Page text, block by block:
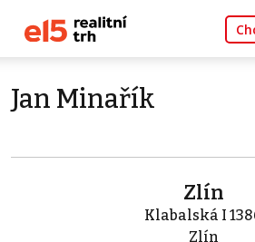
Jan Minařík
Zlín
Klabalská I
Zlín